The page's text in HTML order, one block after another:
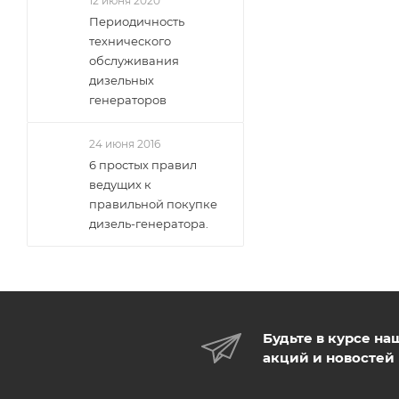
Периодичность
технического
обслуживания
дизельных
генераторов
24 июня 2016
6 простых правил
ведущих к
правильной покупке
дизель-генератора.
Будьте в курсе
акций и новостей